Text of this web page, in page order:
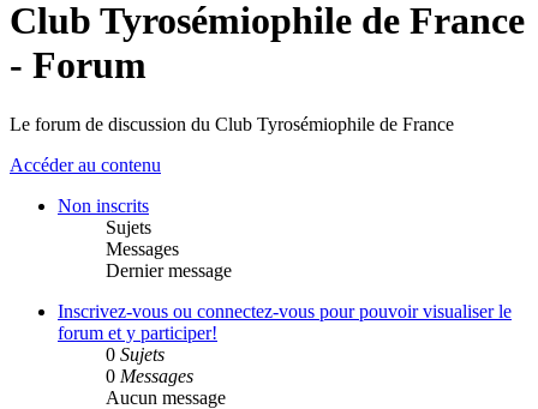
Club Tyrosémiophile de France
- Forum
Le forum de discussion du Club Tyrosémiophile de France
Accéder au contenu
Non inscrits
Sujets
Messages
Dernier message
Inscrivez-vous ou connectez-vous pour pouvoir visualiser le
forum et y participer!
0 Sujets
0 Messages
Aucun message